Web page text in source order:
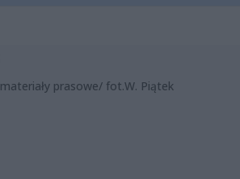
materiały prasowe/ fot.W. Piątek